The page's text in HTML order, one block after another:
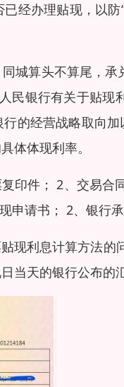
经办理贴现，以
城算头不算尾，
民银行有关于贴
的经营战略取向
体体现利率。
印件； 2、交易
请书； 2、银行承
现利息计算方法
当天的银行公布的